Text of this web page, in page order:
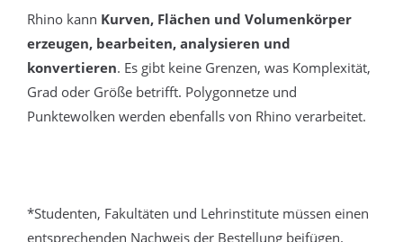
Rhino kann Kurven, Flächen und Volumenkörper
erzeugen, bearbeiten, analysieren und
konvertieren. Es gibt keine Grenzen, was Komplexität,
Grad oder Größe betrifft. Polygonnetze und
Punktewolken werden ebenfalls von Rhino verarbeitet.
*Studenten, Fakultäten und Lehrinstitute müssen einen
entsprechenden Nachweis der Bestellung beifügen.